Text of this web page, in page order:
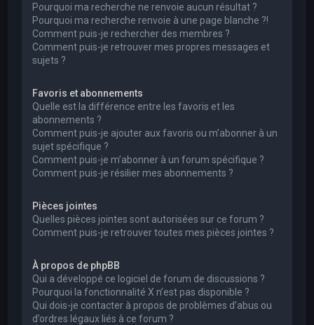
Pourquoi ma recherche ne renvoie aucun résultat ?
Pourquoi ma recherche renvoie à une page blanche ?!
Comment puis-je rechercher des membres ?
Comment puis-je retrouver mes propres messages et
sujets ?
Favoris et abonnements
Quelle est la différence entre les favoris et les
abonnements ?
Comment puis-je ajouter aux favoris ou m’abonner à un
sujet spécifique ?
Comment puis-je m’abonner à un forum spécifique ?
Comment puis-je résilier mes abonnements ?
Pièces jointes
Quelles pièces jointes sont autorisées sur ce forum ?
Comment puis-je retrouver toutes mes pièces jointes ?
À propos de phpBB
Qui a développé ce logiciel de forum de discussions ?
Pourquoi la fonctionnalité X n’est pas disponible ?
Qui dois-je contacter à propos de problèmes d’abus ou
d’ordres légaux liés à ce forum ?